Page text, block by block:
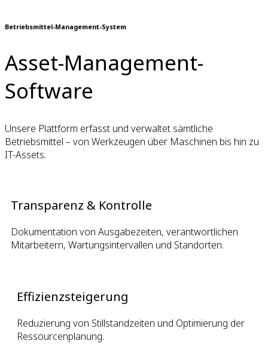
Betriebsmittel-Management-System
Asset-Management-
Software
Unsere Plattform erfasst und verwaltet sämtliche
Betriebsmittel – von Werkzeugen über Maschinen bis hin zu
IT-Assets.
Transparenz & Kontrolle
Dokumentation von Ausgabezeiten, verantwortlichen
Mitarbeitern, Wartungsintervallen und Standorten.
Effizienzsteigerung
Reduzierung von Stillstandzeiten und Optimierung der
Ressourcenplanung.